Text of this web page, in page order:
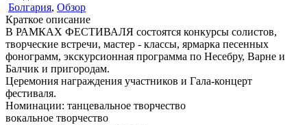
Болгария, Обзор
Краткое описание
В РАМКАХ ФЕСТИВАЛЯ состоятся конкурсы солистов,
творческие встречи, мастер - классы, ярмарка песенных
фонограмм, экскурсионная программа по Несебру, Варне и
Балчик и пригородам.
Церемония награждения участников и Гала-концерт
фестиваля.
Номинации: танцевальное творчество
вокальное творчество